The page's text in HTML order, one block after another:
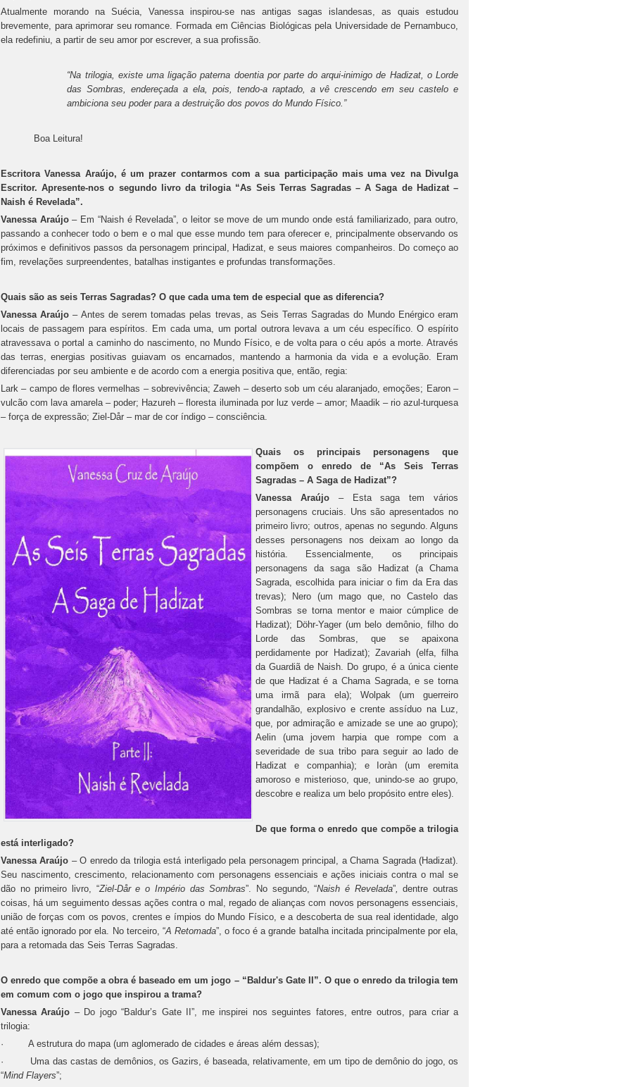
Atualmente morando na Suécia, Vanessa inspirou-se nas antigas sagas islandesas, as quais estudou
brevemente, para aprimorar seu romance. Formada em Ciências Biológicas pela Universidade de Pernambuco,
ela redefiniu, a partir de seu amor por escrever, a sua profissão.
“Na trilogia, existe uma ligação paterna doentia por parte do arqui-inimigo de Hadizat, o Lorde
das Sombras, endereçada a ela, pois, tendo-a raptado, a vê crescendo em seu castelo e
ambiciona seu poder para a destruição dos povos do Mundo Físico.”
Boa Leitura!
Escritora Vanessa Araújo, é um prazer contarmos com a sua participação mais uma vez na Divulga
Escritor. Apresente-nos o segundo livro da trilogia “As Seis Terras Sagradas – A Saga de Hadizat –
Naish é Revelada”.
Vanessa Araújo– Em “Naish é Revelada”, o leitor se move de um mundo onde está familiarizado, para outro,
passando a conhecer todo o bem e o mal que esse mundo tem para oferecer e, principalmente observando os
próximos e definitivos passos da personagem principal, Hadizat, e seus maiores companheiros. Do começo ao
fim, revelações surpreendentes, batalhas instigantes e profundas transformações.
Quais são as seis Terras Sagradas? O que cada uma tem de especial que as diferencia?
Vanessa Araújo– Antes de serem tomadas pelas trevas, as Seis Terras Sagradas do Mundo Enérgico eram
locais de passagem para espíritos. Em cada uma, um portal outrora levava a um céu específico. O espírito
atravessava o portal a caminho do nascimento, no Mundo Físico, e de volta para o céu após a morte. Através
das terras, energias positivas guiavam os encarnados, mantendo a harmonia da vida e a evolução. Eram
diferenciadas por seu ambiente e de acordo com a energia positiva que, então, regia:
Lark – campo de flores vermelhas – sobrevivência; Zaweh – deserto sob um céu alaranjado, emoções; Earon –
vulcão com lava amarela – poder; Hazureh – floresta iluminada por luz verde – amor; Maadik – rio azul-turquesa
– força de expressão; Ziel-Dår – mar de cor índigo – consciência.
Quais os principais personagens que
compõem o enredo de “As Seis Terras
Sagradas – A Saga de Hadizat”?
Vanessa Araújo – Esta saga tem vários
personagens cruciais. Uns são apresentados no
primeiro livro; outros, apenas no segundo. Alguns
desses personagens nos deixam ao longo da
história. Essencialmente, os principais
personagens da saga são Hadizat (a Chama
Sagrada, escolhida para iniciar o fim da Era das
trevas); Nero (um mago que, no Castelo das
Sombras se torna mentor e maior cúmplice de
Hadizat); Döhr-Yager (um belo demônio, filho do
Lorde das Sombras, que se apaixona
perdidamente por Hadizat); Zavariah (elfa, filha
da Guardiã de Naish. Do grupo, é a única ciente
de que Hadizat é a Chama Sagrada, e se torna
uma irmã para ela); Wolpak (um guerreiro
grandalhão, explosivo e crente assíduo na Luz,
que, por admiração e amizade se une ao grupo);
Aelin (uma jovem harpia que rompe com a
severidade de sua tribo para seguir ao lado de
Hadizat e companhia); e Ioràn (um eremita
amoroso e misterioso, que, unindo-se ao grupo,
descobre e realiza um belo propósito entre eles).
De que forma o enredo que compõe a trilogia
está interligado?
Vanessa Araújo – O enredo da trilogia está interligado pela personagem principal, a Chama Sagrada (Hadizat).
Seu nascimento, crescimento, relacionamento com personagens essenciais e ações iniciais contra o mal se
dão no primeiro livro, “Ziel-Dår e o Império das Sombras”. No segundo, “Naish é Revelada”, dentre outras
coisas, há um seguimento dessas ações contra o mal, regado de alianças com novos personagens essenciais,
união de forças com os povos, crentes e ímpios do Mundo Físico, e a descoberta de sua real identidade, algo
até então ignorado por ela. No terceiro, “A Retomada”, o foco é a grande batalha incitada principalmente por ela,
para a retomada das Seis Terras Sagradas.
O enredo que compõe a obra é baseado em um jogo – “Baldur's Gate II”. O que o enredo da trilogia tem
em comum com o jogo que inspirou a trama?
Vanessa Araújo – Do jogo “Baldur’s Gate II”, me inspirei nos seguintes fatores, entre outros, para criar a
trilogia:
· A estrutura do mapa (um aglomerado de cidades e áreas além dessas);
· Uma das castas de demônios, os Gazirs, é baseada, relativamente, em um tipo de demônio do jogo, os
“Mind Flayers”;